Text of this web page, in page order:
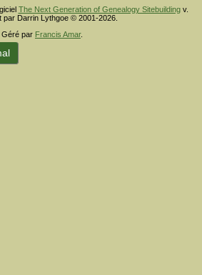
The Next Generation of Genealogy Sitebuildingv.
par Darrin Lythgoe © 2001-2026.
Géré par Francis Amar.